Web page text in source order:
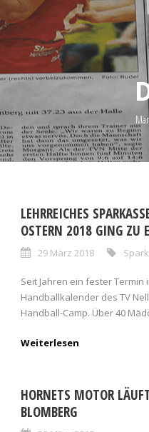
LEHRREICHES
OSTERN 2018 GING ZU
29 März 2018
Seit Jahren ein fester
Handballkalender des TV
Handball-Camp. Über 40
Weiterlesen
HORNETS MOTOR
BLOMBERG